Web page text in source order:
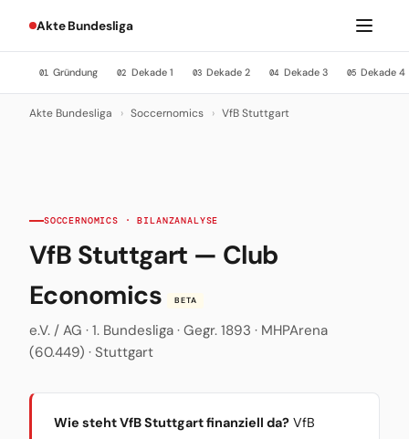
Akte Bundesliga
01 Gründung 02 Dekade 1 03 Dekade 2 04 Dekade 3 05 Dekade 4
Akte Bundesliga › Soccernomics › VfB Stuttgart
SOCCERNOMICS · BILANZANALYSE
VfB Stuttgart — Club
Economics
BETA
e.V. / AG · 1. Bundesliga · Gegr. 1893 · MHPArena
(60.449) · Stuttgart
Wie steht VfB Stuttgart finanziell da? VfB